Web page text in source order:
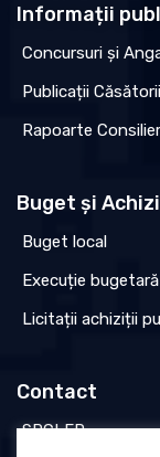
Informații
Concursuri și
Publicații Căsătorii
Rapoarte
Buget și
Buget local
Execuție bugetară
Licitații achiziții
Contact
SPCLEP